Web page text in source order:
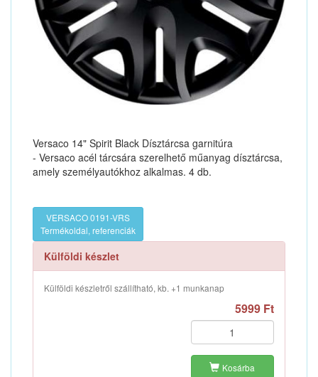
Versaco 14" Spirit Black Dísztárcsa garnitúra
- Versaco acél tárcsára szerelhető műanyag dísztárcsa,
amely személyautókhoz alkalmas. 4 db.
VERSACO 0191-VRS
Termékoldal, referenciák
Külföldi készlet
Külföldi készletről szállítható, kb. +1 munkanap
5999 Ft
Kosárba